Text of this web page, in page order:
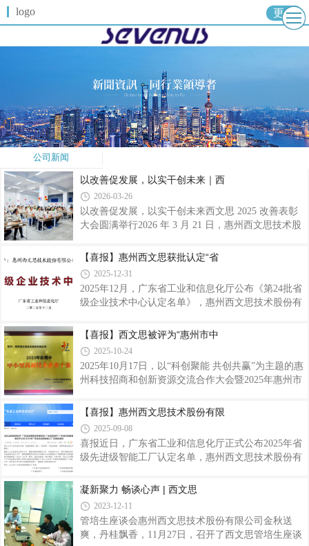
logo 更多
公司新闻
以改善促发展，以实干创未来｜西
2026-03-26
以改善促发展，以实干创未来西文思 2025 改善表彰
大会圆满举行2026 年 3 月 21 日，惠州西文思技术股
行。大会以 “专业、专注、本分” 为核心，回顾年度
词，凝聚全员共识、擘画发展新局。表彰先进・树立
标杆 本次大会依次颁发优秀员工、优秀改善案例 、
优秀改善课题等奖项，表彰在岗位上恪尽职守、勇于
与 2 名优秀员工师傅立足本职、实干担当，以扎实的
业绩、精益求精的态度
【喜报】惠州西文思获批认定“省
2025-12-31
2025年12月，广东省工业和信息化厅公布《第24批省
级企业技术中心认定名单》，惠州西文思技术股份有
定为“省级企业技术中心”。这不仅是对西文思深耕技
体系建设、成果转化成效的官方背书。
【喜报】西文思被评为“惠州市中
2025-10-24
2025年10月17日，以“科创聚能 共创共赢”为主题的惠
州科技招商和创新资源交流合作大会暨2025年惠州市
凭借扎实的科技实力与快速成长表现，成功入选“惠
仅是对西文思以创新驱动高质量发展的有力印证，也
进一步巩固了其在惠州科技创新领域的标杆形象。本
次大会以“科创聚能 共创共赢”为主题，汇聚了产业与
其以创新驱动高质量发展之路的坚实印证，标志着公
司在技术研发、成果转化及未来发展潜
【喜报】惠州西文思技术股份有限
2025-09-08
喜报近日，广东省工业和信息化厅正式公布2025年省
级先进级智能工厂认定名单，惠州西文思技术股份有
实践，成功入选。此次全省仅有少数企业获此殊荣，
西文思在智能制造领域迈入了全新阶段，也为广东制
造行业高质量发展树立了新标杆。本次智能工厂评选
是广东省推动制造业高质量发展的重要举措，按照
凝新聚力 畅谈心声 | 西文思
2023-12-11
管培生座谈会惠州西文思技术股份有限公司金秋送
爽，丹桂飘香，11月27日，召开了西文思管培生座谈